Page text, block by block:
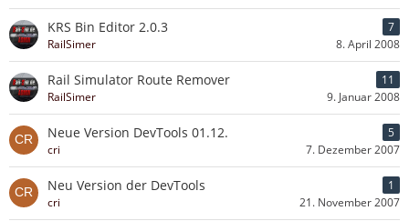
KRS Bin Editor 2.0.3
7
RailSimer
8. April 2008
Rail Simulator Route Remover
11
RailSimer
9. Januar 2008
Neue Version DevTools 01.12.
5
cri
7. Dezember 2007
Neu Version der DevTools
1
cri
21. November 2007